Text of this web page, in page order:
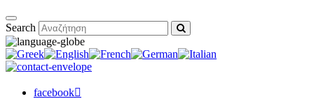
Search
facebook